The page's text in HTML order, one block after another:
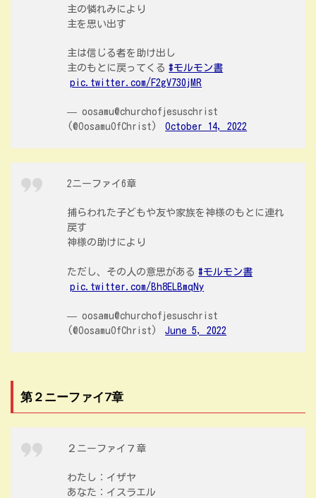
主の憐れみにより
主を思い出す
主は信じる者を助け出し
主のもとに戻ってくる #モルモン書
pic.twitter.com/F2gV730jMR
— oosamu@churchofjesuschrist
(@OosamuOfChrist)
October 14, 2022
2ニーファイ6章
捕らわれた子どもや友や家族を神様のもとに連れ
戻す
神様の助けにより
ただし、その人の意思がある #モルモン書
pic.twitter.com/Bh8ELBmqNy
— oosamu@churchofjesuschrist
(@OosamuOfChrist)
June 5, 2022
第２ニーファイ7章
２ニーファイ７章
わたし：イザヤ
あなた：イスラエル